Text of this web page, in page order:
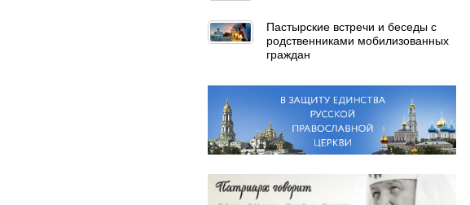
Пастырские встречи и беседы с
родственниками мобилизованных
граждан